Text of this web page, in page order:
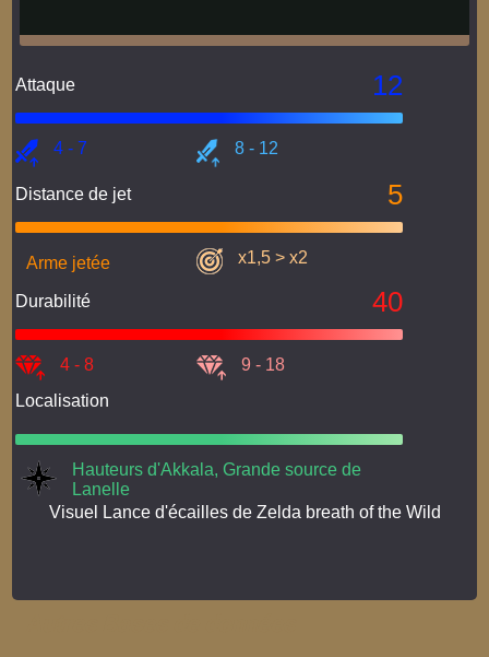
Attaque 12
4 - 7 8 - 12
Distance de jet 5
Arme jetée x1,5 > x2
Durabilité 40
4 - 8
9 - 18
Localisation
Hauteurs d'Akkala, Grande source de
Lanelle
Visuel Lance d'écailles de Zelda breath of the Wild